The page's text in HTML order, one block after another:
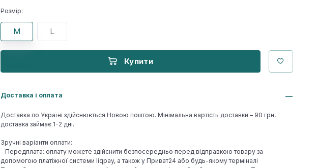
Розмір:
M L
Купити
Доставка і оплата
Доставка по Україні здійснюється Новою поштою. Мінімальна вартість доставки – 90 грн,
доставка займає 1-2 дні.
Зручні варіанти оплати:
- Передплата: оплату можете здійснити безпосередньо перед відправкою товару за
допомогою платіжної системи liqpay, а також у Приват24 або будь-якому терміналі